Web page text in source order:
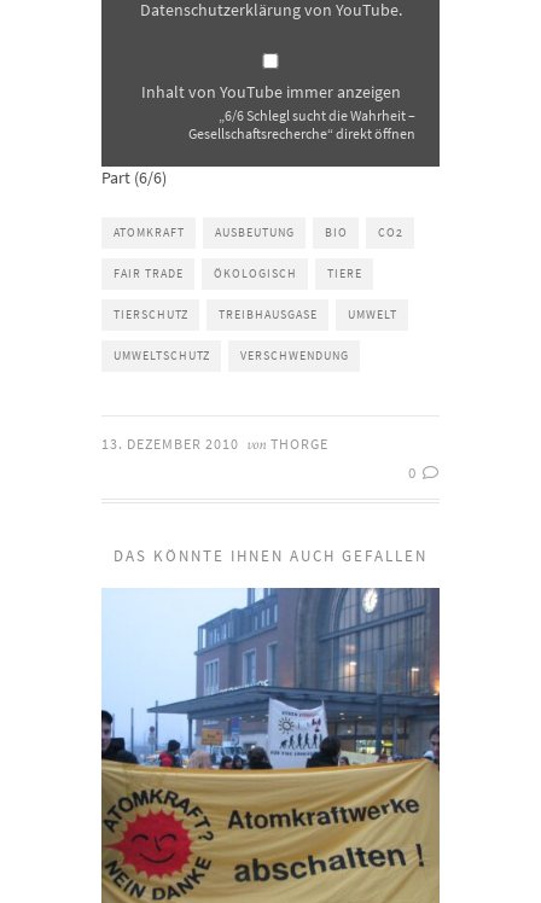
Datenschutzerklärung von YouTube.
Inhalt von YouTube immer anzeigen
„6/6 Schlegl sucht die Wahrheit –
Gesellschaftsrecherche“ direkt öffnen
Part (6/6)
ATOMKRAFT AUSBEUTUNG BIO CO2
FAIR TRADE ÖKOLOGISCH TIERE
TIERSCHUTZ TREIBHAUSGASE UMWELT
UMWELTSCHUTZ VERSCHWENDUNG
13. DEZEMBER 2010 von THORGE
0
DAS KÖNNTE IHNEN AUCH GEFALLEN